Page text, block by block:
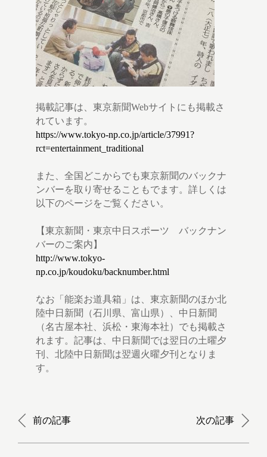
掲載記事は、東京新聞Webサイトにも掲載さ
れています。
https://www.tokyo-np.co.jp/article/37991?
rct=entertainment_traditional
また、全国どこからでも東京新聞のバックナ
ンバーを取り寄せることもでます。詳しくは
以下のページをご覧ください。
【東京新聞・東京中日スポーツ バックナン
バーのご案内】
http://www.tokyo-
np.co.jp/koudoku/backnumber.html
なお「能楽お道具箱」は、東京新聞のほか北
陸中日新聞（石川県、富山県）、中日新聞
（名古屋本社、浜松・東海本社）でも掲載さ
れます。記事は、中日新聞では翌日の土曜夕
刊、北陸中日新聞は翌週火曜夕刊となりま
す。
前の記事 次の記事